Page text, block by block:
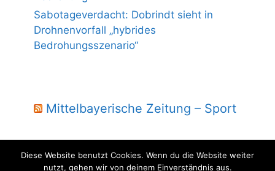
Sabotageverdacht: Dobrindt sieht in
Drohnenvorfall „hybrides
Bedrohungsszenario“
Mittelbayerische Zeitung – Sport
Diese Website benutzt Cookies. Wenn du die Website weiter
nutzt, gehen wir von deinem Einverständnis aus.